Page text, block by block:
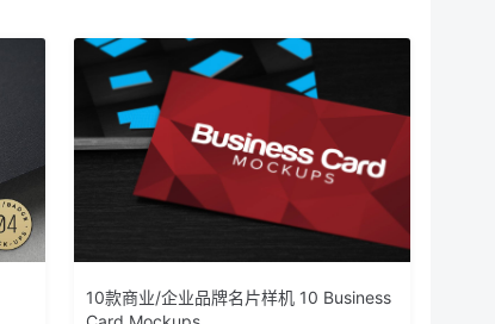
10款商业/企业品牌名片样机 10 Business